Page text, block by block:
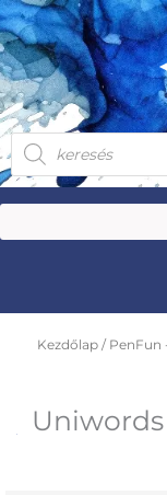
Skip
to
content
Products
search
Kezdőlap / PenFun